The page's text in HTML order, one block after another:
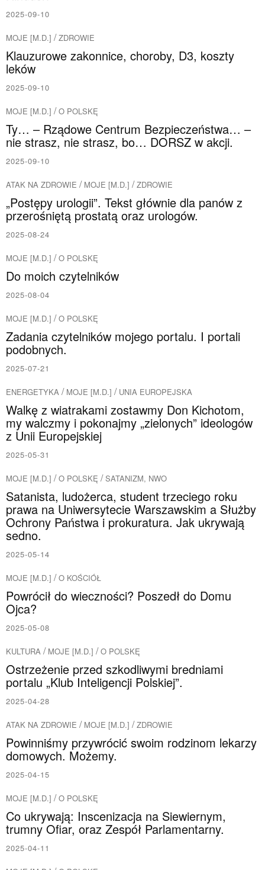
2025-09-10
MOJE [M.D.] /ZDROWIE
Klauzurowe zakonnice, choroby, D3, koszty
leków
2025-09-10
MOJE [M.D.] /O POLSKĘ
Ty… – Rządowe Centrum Bezpieczeństwa… –
nie strasz, nie strasz, bo… DORSZ w akcji.
2025-09-10
ATAK NA ZDROWIE / MOJE [M.D.] /ZDROWIE
„Postępy urologii”. Tekst głównie dla panów z
przerośniętą prostatą oraz urologów.
2025-08-24
MOJE [M.D.] /O POLSKĘ
Do moich czytelników
2025-08-04
MOJE [M.D.] /O POLSKĘ
Zadania czytelników mojego portalu. I portali
podobnych.
2025-07-21
ENERGETYKA / MOJE [M.D.] / UNIA EUROPEJSKA
Walkę z wiatrakami zostawmy Don Kichotom,
my walczmy i pokonajmy „zielonych” ideologów
z Unii Europejskiej
2025-05-31
MOJE [M.D.] /O POLSKĘ /SATANIZM, NWO
Satanista, ludożerca, student trzeciego roku
prawa na Uniwersytecie Warszawskim a Służby
Ochrony Państwa i prokuratura. Jak ukrywają
sedno.
2025-05-14
MOJE [M.D.] /O KOŚCIÓŁ
Powrócił do wieczności? Poszedł do Domu
Ojca?
2025-05-08
KULTURA / MOJE [M.D.] /O POLSKĘ
Ostrzeżenie przed szkodliwymi bredniami
portalu „Klub Inteligencji Polskiej”.
2025-04-28
ATAK NA ZDROWIE / MOJE [M.D.] /ZDROWIE
Powinniśmy przywrócić swoim rodzinom lekarzy
domowych. Możemy.
2025-04-15
MOJE [M.D.] /O POLSKĘ
Co ukrywają: Inscenizacja na Siewiernym,
trumny Ofiar, oraz Zespół Parlamentarny.
2025-04-11